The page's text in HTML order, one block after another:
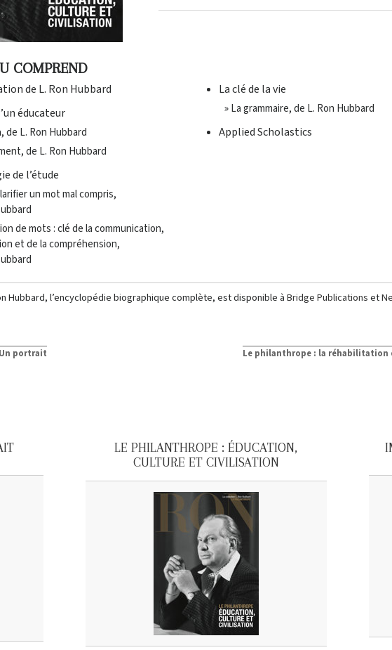
COMPREND
de L. Ron Hubbard
éducateur
de L. Ron Hubbard
de L. Ron Hubbard
de l’étude
un mot mal compris,
de mots : clé de la communication,
et de la compréhension,
La clé de la vie
» La grammaire, de L. Ron Hubbard
Applied Scholastics
Hubbard, l’encyclopédie biographique complète, est disponible àBridge Publicationset
portrait
Le philanthrope : la réhabilitation
LE PHILANTHROPE : ÉDUCATION,
CULTURE ET CIVILISATION